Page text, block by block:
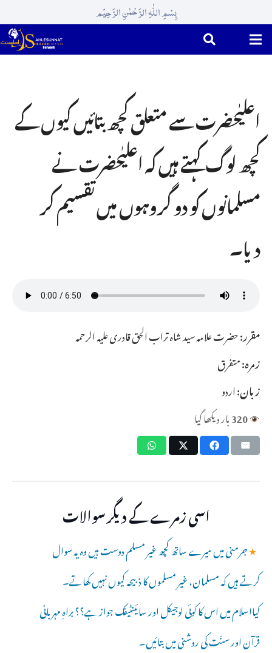
بِسْمِ اللّٰہِ الرَّحْمٰنِ الرَّحِیْم
اعلیٰحضرت سے متعلق کچھ بتائیں کیوں کے
کچھ لوگ کہتے ہیں کہ اعلیٰحضرت نے
مسلمانوں کو دو گروہوں میں تقسیم کر
دیا۔
مقرر:حضرت علامہ سید شاہ تراب الحق قادری علیہ الرحمہ
زمرہ:متفرق
زبان:اردو
320بار دیکھا گیا
اسی زمرے کے دیگر سوالات
★جرمنی میں میرے ساتھ کچھ غیر مسلم دوست ہیں وہ یہ سوال
کرتے ہیں کہ مسلمان، غیر مسلموں کا ذبیحہ کیوں نہیں کھاتے۔
کیااسلام میں اس کا کوئی لوجیکل اور سائینٹیفک جواز ہے؟؟ براہِ مہربانی
قرآن اور سنّت کی روشنی میں بتائیں۔